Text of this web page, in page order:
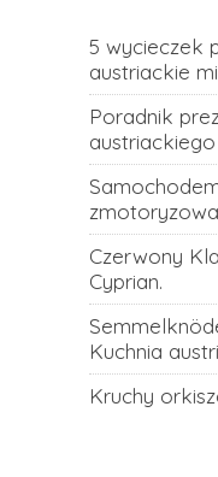
5 wycieczek
austriackie
Poradnik
austriackiego
Czerwony
Cyprian.
Kuchnia
Kruchy